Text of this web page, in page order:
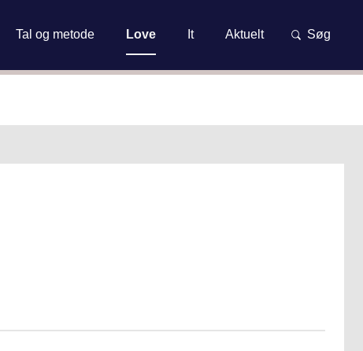
Tal og metode Love It Aktuelt Søg